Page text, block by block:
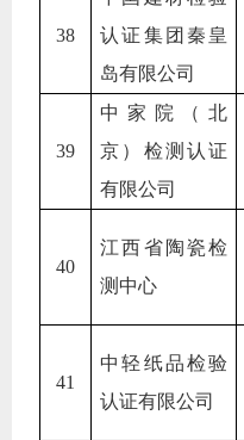
38
认证集团秦皇
岛有限公司
39
中家院（北
京）检测认证
有限公司
40
江西省陶瓷检
测中心
41
中轻纸品检验
认证有限公司